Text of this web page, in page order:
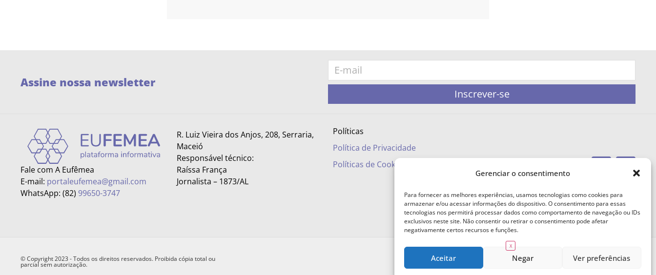
Gerenciar o consentimento
Para fornecer as melhores experiências, usamos tecnologias como cookies para
armazenar e/ou acessar informações do dispositivo. O consentimento para essas
tecnologias nos permitirá processar dados como comportamento de navegação ou IDs
exclusivos neste site. Não consentir ou retirar o consentimento pode afetar
negativamente certos recursos e funções.
Aceitar Negar Ver preferências
Assine nossa newsletter
Inscrever-se
Fale com A Eufêmea
E-mail: portaleufemea@gmail.com
WhatsApp: (82) 99650-3747
R. Luiz Vieira dos Anjos, 208, Serraria,
Maceió
Responsável técnico:
Raíssa França
Jornalista – 1873/AL
Políticas
Política de Privacidade
Políticas de Cookies
© Copyright 2023 - Todos os direitos reservados. Proibida cópia total ou
parcial sem autorização.
X